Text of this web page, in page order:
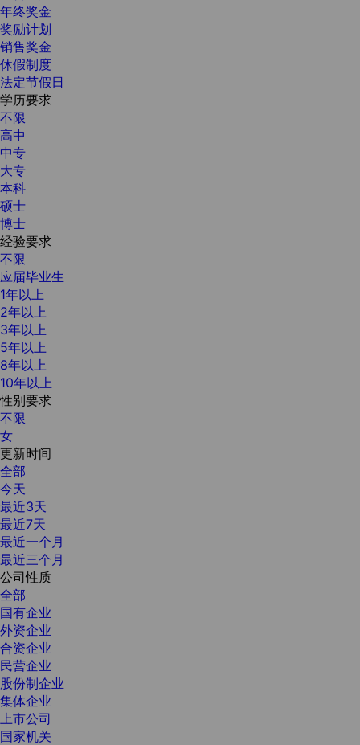
年终奖金
奖励计划
销售奖金
休假制度
法定节假日
学历要求
不限
高中
中专
大专
本科
硕士
博士
经验要求
不限
应届毕业生
1年以上
2年以上
3年以上
5年以上
8年以上
10年以上
性别要求
不限
女
更新时间
全部
今天
最近3天
最近7天
最近一个月
最近三个月
公司性质
全部
国有企业
外资企业
合资企业
民营企业
股份制企业
集体企业
上市公司
国家机关